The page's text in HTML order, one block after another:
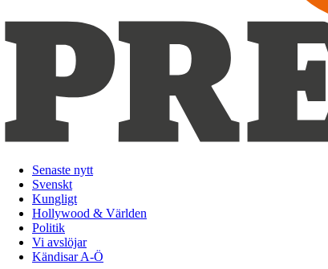
Senaste nytt
Svenskt
Kungligt
Hollywood & Världen
Politik
Vi avslöjar
Kändisar A-Ö